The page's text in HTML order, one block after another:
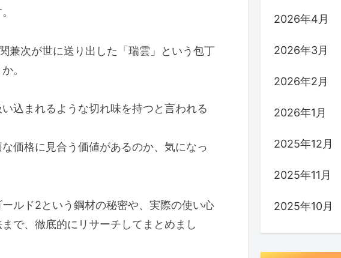
兼次が世に送り出した「瑞雲」という包丁
。
込まれるような切れ味を持つと言われる
価格に見合う価値があるのか、気になっ
ルド2という鋼材の秘密や、実際の使い心
で、徹底的にリサーチしてまとめまし
2026年4月
2026年3月
2026年2月
2026年1月
2025年12月
2025年11月
2025年10月